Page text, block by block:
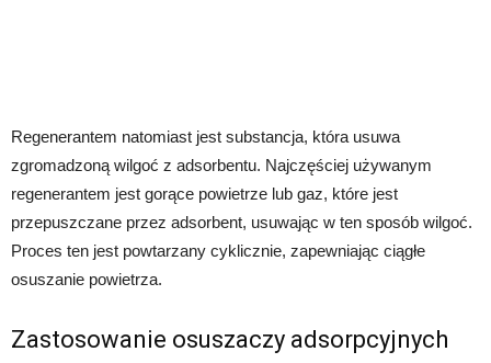
Regenerantem natomiast jest substancja, która usuwa
zgromadzoną wilgoć z adsorbentu. Najczęściej używanym
regenerantem jest gorące powietrze lub gaz, które jest
przepuszczane przez adsorbent, usuwając w ten sposób wilgoć.
Proces ten jest powtarzany cyklicznie, zapewniając ciągłe
osuszanie powietrza.
Zastosowanie osuszaczy adsorpcyjnych